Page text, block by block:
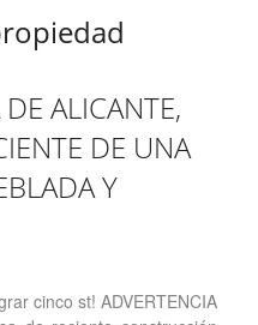
ALICANTE,
DE UNA
Y
cinco st! ADVERTENCIA